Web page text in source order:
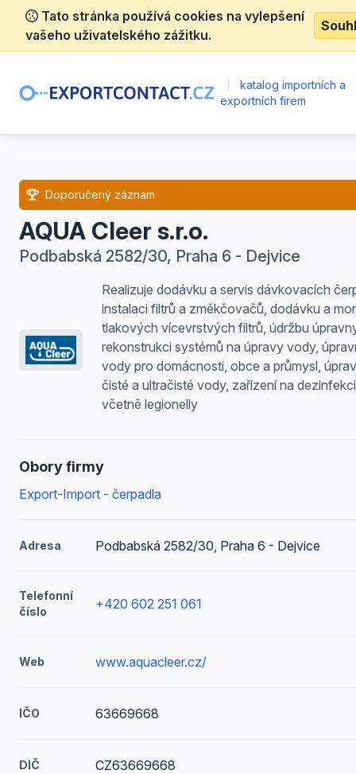
Tato stránka používá cookies na vylepšení
vašeho uživatelského zážitku.
katalog importních a
exportních firem
AQUA Cleer s.r.o.
Podbabská 2582/30, Praha 6 - Dejvice
Doporučený záznam
Realizuje dodávku a servis dávkovacích
instalaci filtrů a změkčovačů, dodávku a
tlakových vícevrstvých filtrů, údržbu
rekonstrukci systémů na úpravy vody,
vody pro domácnosti, obce a průmysl,
čisté a ultračisté vody, zařízení na
včetně legionelly
Obory firmy
Export-Import - čerpadla
Adresa Podbabská 2582/30, Praha 6 - Dejvice
Telefonní
číslo
+420 602 251 061
Web www.aquacleer.cz/
IČO 63669668
DIČ CZ63669668